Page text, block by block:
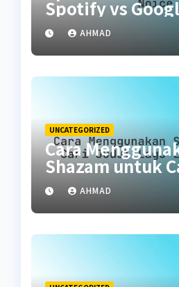
Spotify vs
Podcasts vs Noice
AHMAD
UNCATEGORIZED
Cara
Shazam untuk
Lagu Lewat Suara
AHMAD